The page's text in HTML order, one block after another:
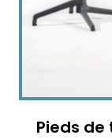
Pieds de